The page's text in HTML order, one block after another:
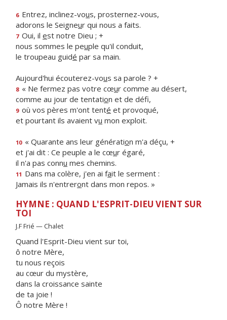
6 Entrez, inclinez-vous, prosternez-vous,
adorons le Seigneur qui nous a faits.
7 Oui, il est notre Dieu ; +
nous sommes le peuple qu'il conduit,
le troupeau guidé par sa main.
Aujourd'hui écouterez-vous sa parole ? +
8 « Ne fermez pas votre cœur comme au désert,
comme au jour de tentation et de défi,
9 où vos pères m'ont tenté et provoqué,
et pourtant ils avaient vu mon exploit.
10 « Quarante ans leur génération m'a déçu, +
et j'ai dit : Ce peuple a le cœur égaré,
il n'a pas connu mes chemins.
11 Dans ma colère, j'en ai fait le serment :
Jamais ils n'entreront dans mon repos. »
HYMNE : QUAND L'ESPRIT-DIEU VIENT SUR
TOI
J.F Frié — Chalet
Quand l'Esprit-Dieu vient sur toi,
ô notre Mère,
tu nous reçois
au cœur du mystère,
dans la croissance sainte
de ta joie !
Ô notre Mère !